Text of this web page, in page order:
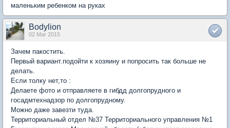
маленьким ребенком на руках
Bodylion
02 Mar 2015
Зачем пакостить.
Первый вариант.подойти к хозяину и попросить так больше не
делать.
Если толку нет,то :
Делаете фото и отправляете в гибдд долгопрудного и
госадмтехнадзор по долгопрудному.
Можно даже завезти туда.
Территориальный отдел №37 Территориального управления №1